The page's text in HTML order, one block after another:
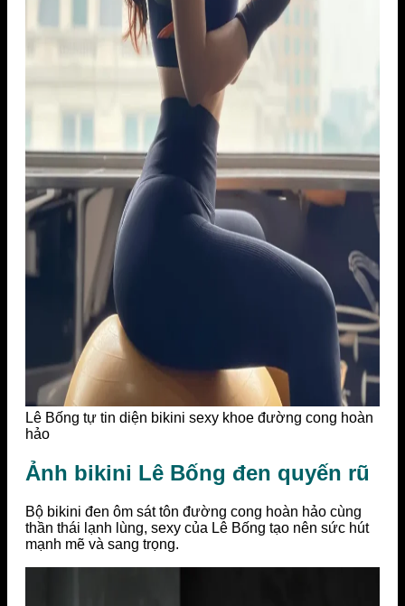
Lê Bống tự tin diện bikini sexy khoe đường cong hoàn
hảo
Ảnh bikini Lê Bống đen quyến rũ
Bộ bikini đen ôm sát tôn đường cong hoàn hảo cùng
thần thái lạnh lùng, sexy của Lê Bống tạo nên sức hút
mạnh mẽ và sang trọng.